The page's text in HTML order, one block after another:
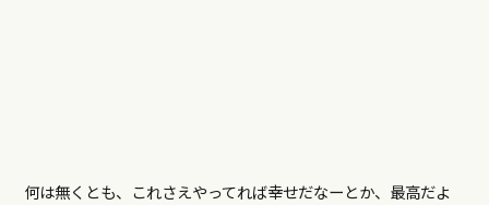
何は無くとも、これさえやってれば幸せだなーとか、最高だよ